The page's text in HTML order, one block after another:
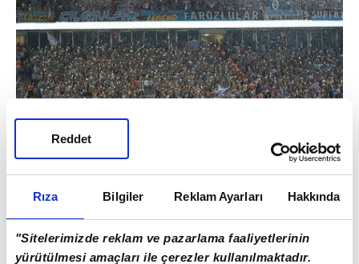
Rıza Bilgiler Reklam Ayarları Hakkında
"Sitelerimizde reklam ve pazarlama faaliyetlerinin
yürütülmesi amaçları ile çerezler kullanılmaktadır.
Reddet
22.10.2016
GALATASARAY 0 - 1 TRABZONSPOR